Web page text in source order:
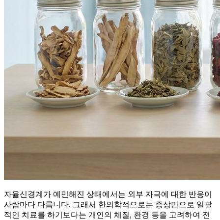
자율신경계가 예민해진 상태에서는 외부 자극에 대한 반응이
사람마다 다릅니다. 그래서 한의학적으로는 증상만으로 일괄
적인 치료를 하기보다는 개인의 체질, 환경 등을 고려하여 전